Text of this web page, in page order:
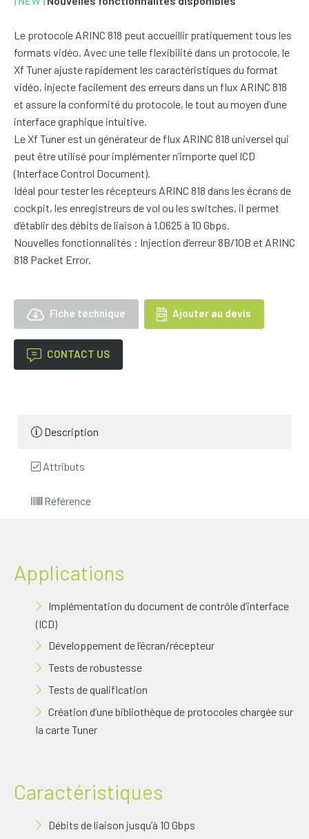
Le protocole ARINC 818 peut accueillir pratiquement tous les
formats vidéo. Avec une telle flexibilité dans un protocole, le
Xf Tuner ajuste rapidement les caractéristiques du format
vidéo, injecte facilement des erreurs dans un flux ARINC 818
et assure la conformité du protocole, le tout au moyen d’une
interface graphique intuitive.
Le Xf Tuner est un générateur de flux ARINC 818 universel qui
peut être utilisé pour implémenter n’importe quel ICD
(Interface Control Document).
Idéal pour tester les récepteurs ARINC 818 dans les écrans de
cockpit, les enregistreurs de vol ou les switches, il permet
d’établir des débits de liaison à 1.0625 à 10 Gbps.
Nouvelles fonctionnalités : Injection d’erreur 8B/10B et ARINC
818 Packet Error.
Fiche technique Ajouter au devis
CONTACT US
Description
Attributs
Référence
Applications
Implémentation du document de contrôle d’interface
(ICD)
Développement de l’écran/récepteur
Tests de robustesse
Tests de qualification
Création d’une bibliothèque de protocoles chargée sur
la carte Tuner
Caractéristiques
Débits de liaison jusqu’à 10 Gbps